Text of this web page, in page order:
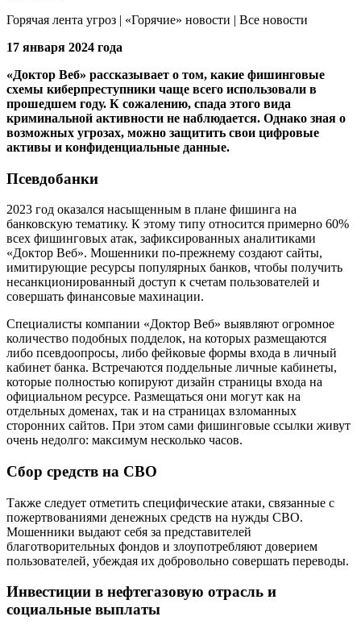
Горячая лента угроз | «Горячие» новости | Все новости
17 января 2024 года
«Доктор Веб» рассказывает о том, какие фишинговые
схемы киберпреступники чаще всего использовали в
прошедшем году. К сожалению, спада этого вида
криминальной активности не наблюдается. Однако зная о
возможных угрозах, можно защитить свои цифровые
активы и конфиденциальные данные.
Псевдобанки
2023 год оказался насыщенным в плане фишинга на
банковскую тематику. К этому типу относится примерно 60%
всех фишинговых атак, зафиксированных аналитиками
«Доктор Веб». Мошенники по-прежнему создают сайты,
имитирующие ресурсы популярных банков, чтобы получить
несанкционированный доступ к счетам пользователей и
совершать финансовые махинации.
Специалисты компании «Доктор Веб» выявляют огромное
количество подобных подделок, на которых размещаются
либо псевдоопросы, либо фейковые формы входа в личный
кабинет банка. Встречаются поддельные личные кабинеты,
которые полностью копируют дизайн страницы входа на
официальном ресурсе. Размещаться они могут как на
отдельных доменах, так и на страницах взломанных
сторонних сайтов. При этом сами фишинговые ссылки живут
очень недолго: максимум несколько часов.
Сбор средств на СВО
Также следует отметить специфические атаки, связанные с
пожертвованиями денежных средств на нужды СВО.
Мошенники выдают себя за представителей
благотворительных фондов и злоупотребляют доверием
пользователей, убеждая их добровольно совершать переводы.
Инвестиции в нефтегазовую отрасль и
социальные выплаты